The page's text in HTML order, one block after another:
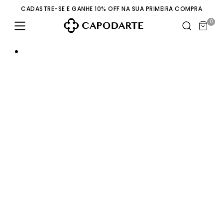
CADASTRE-SE E GANHE 10% OFF NA SUA PRIMEIRA COMPRA
0